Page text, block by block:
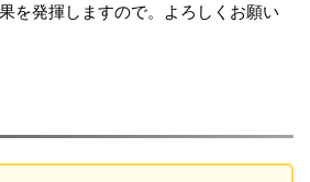
を発揮しますので。よろしくお願い